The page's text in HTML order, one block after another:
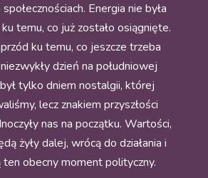
Energia nie była
temu, co już zostało osiągnięte.
ku temu, co jeszcze trzeba
dzień na południowej
tylko dniem nostalgii, której
lecz znakiem przyszłości
nas na początku. Wartości,
żyły dalej, wrócą do działania i
obecny moment polityczny.